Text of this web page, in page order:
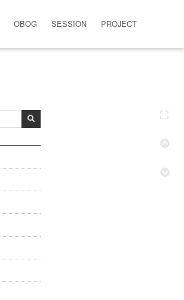
OBOG SESSION PROJECT